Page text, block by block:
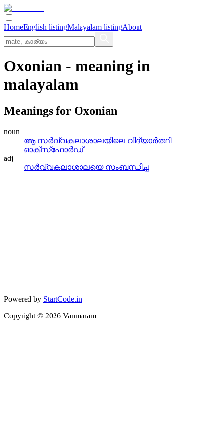
HomeEnglish listingMalayalam listingAbout
Oxonian - meaning in
malayalam
Meanings for Oxonian
noun
ആ സര്‍വ്വകലാശാലയിലെ വിദ്യാര്‍ത്ഥി
ഓക്‌സ്‌ഫോര്‍ഡ്
adj
സര്‍വ്വകലാശാലയെ സംബന്ധിച്ച
Powered by StartCode.in
Copyright © 2026 Vanmaram